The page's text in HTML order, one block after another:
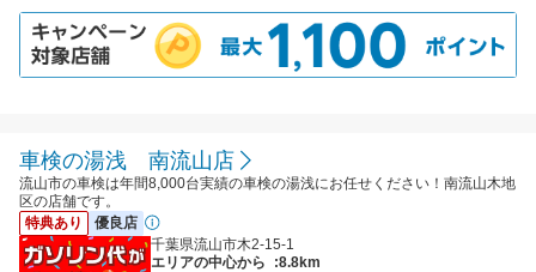
車検の湯浅 南流山店
流山市の車検は年間8,000台実績の車検の湯浅にお任せください！南流山木地
区の店舗です。
特典あり
優良店
千葉県流山市木2-15-1
エリアの中心から
:8.8km